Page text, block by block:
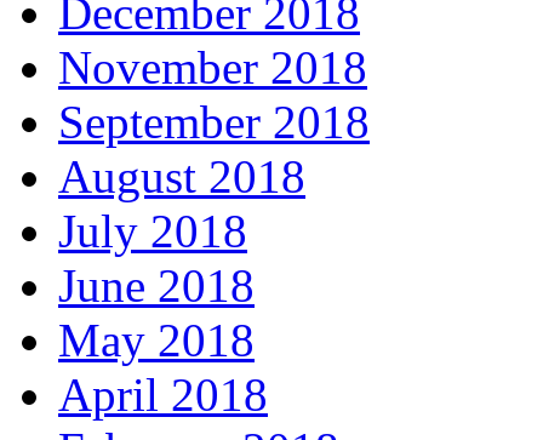
December 2018
November 2018
September 2018
August 2018
July 2018
June 2018
May 2018
April 2018